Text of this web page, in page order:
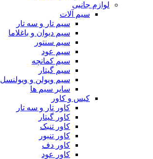
لوازم جانبی
سیم آلات
سیم تار و سه تار
سیم دیوان و باغلاما
سیم سنتور
سیم عود
سیم کمانچه
سیم گیتار
سیم ویولن و ویولنسل
سایر سیم ها
کیس و کاور
کاور تار و سه تار
کاور گیتار
کاور تنبک
کاور تنبور
کاور دف
کاور عود